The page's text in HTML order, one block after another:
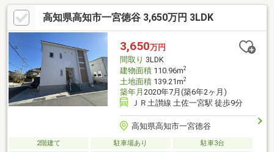
お手ごろな中古戸建てはいかがでしょうか。IHを使ったキッチン
で、料理後の掃除も簡単です。追い焚き機能で冷めたお湯も温め
直せます。
高知県高知市一宮徳谷 3,650万円 3LDK
3,650万円
間取り 3LDK
建物面積110.96m2
土地面積139.21m2
築年月 2020年7月(築6年2ヶ月)
ＪＲ土讃線 土佐一宮駅 徒歩9分
高知県高知市一宮徳谷
2階建て 駐車場あり
駐車3台